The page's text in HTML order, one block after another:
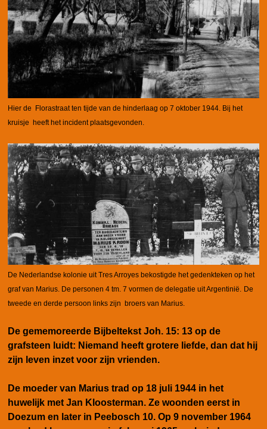
Hier de Florastraat ten tijde van de hinderlaag op 7 oktober 1944. Bij het
kruisje heeft het incident plaatsgevonden.
De Nederlandse kolonie uit Tres Arroyes bekostigde het gedenkteken op het
graf van Marius. De personen 4 tm. 7 vormen de delegatie uit Argentinië. De
tweede en derde persoon links zijn broers van Marius.
De gememoreerde Bijbeltekst Joh. 15: 13 op de
grafsteen luidt: Niemand heeft grotere liefde, dan dat hij
zijn leven inzet voor zijn vrienden.
De moeder van Marius trad op 18 juli 1944 in het
huwelijk met Jan Kloosterman. Ze woonden eerst in
Doezum en later in Peebosch 10. Op 9 november 1964